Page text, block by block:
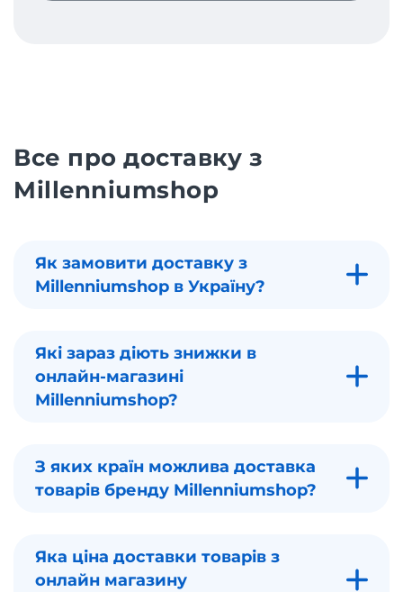
Все про доставку з
Millenniumshop
Як замовити доставку з
Millenniumshop в Україну?
Які зараз діють знижки в
онлайн-магазині
Millenniumshop?
З яких країн можлива доставка
товарів бренду Millenniumshop?
Яка ціна доставки товарів з
онлайн магазину